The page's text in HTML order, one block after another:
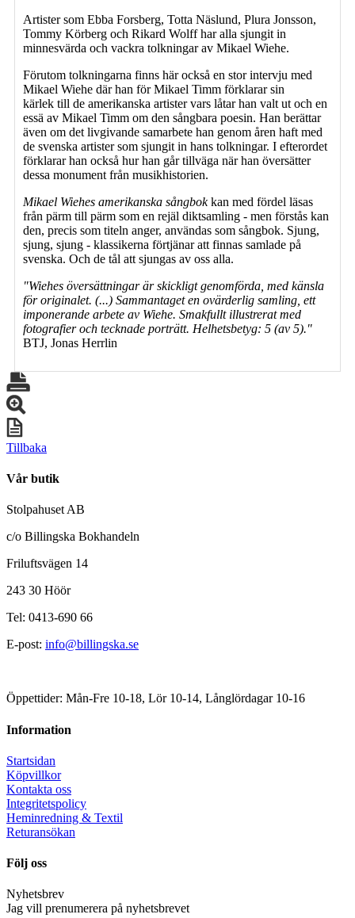
Artister som Ebba Forsberg, Totta Näslund, Plura Jonsson,
Tommy Körberg och Rikard Wolff har alla sjungit in
minnesvärda och vackra tolkningar av Mikael Wiehe.
Förutom tolkningarna finns här också en stor intervju med
Mikael Wiehe där han för Mikael Timm förklarar sin
kärlek till de amerikanska artister vars låtar han valt ut och en
essä av Mikael Timm om den sångbara poesin. Han berättar
även om det livgivande samarbete han genom åren haft med
de svenska artister som sjungit in hans tolkningar. I efterordet
förklarar han också hur han går tillväga när han översätter
dessa monument från musikhistorien.
Mikael Wiehes amerikanska sångbokkan med fördel läsas
från pärm till pärm som en rejäl diktsamling - men förstås kan
den, precis som titeln anger, användas som sångbok. Sjung,
sjung, sjung - klassikerna förtjänar att finnas samlade på
svenska. Och de tål att sjungas av oss alla.
"Wiehes översättningar är skickligt genomförda, med känsla
för originalet. (...) Sammantaget en ovärderlig samling, ett
imponerande arbete av Wiehe. Smakfullt illustrerat med
fotografier och tecknade porträtt. Helhetsbetyg: 5 (av 5)."
BTJ, Jonas Herrlin
Tillbaka
Vår butik
Stolpahuset AB
c/o Billingska Bokhandeln
Friluftsvägen 14
243 30 Höör
Tel: 0413-690 66
E-post: info@billingska.se
Öppettider: Mån-Fre 10-18, Lör 10-14, Långlördagar 10-16
Information
Startsidan
Köpvillkor
Kontakta oss
Integritetspolicy
Heminredning & Textil
Returansökan
Följ oss
Nyhetsbrev
Jag vill prenumerera på nyhetsbrevet